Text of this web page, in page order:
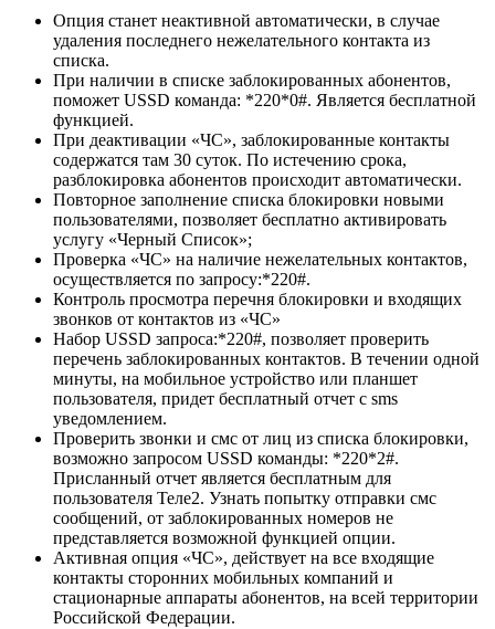
Опция станет неактивной автоматически, в случае
удаления последнего нежелательного контакта из
списка.
При наличии в списке заблокированных абонентов,
поможет USSD команда: *220*0#. Является бесплатной
функцией.
При деактивации «ЧС», заблокированные контакты
содержатся там 30 суток. По истечению срока,
разблокировка абонентов происходит автоматически.
Повторное заполнение списка блокировки новыми
пользователями, позволяет бесплатно активировать
услугу «Черный Список»;
Проверка «ЧС» на наличие нежелательных контактов,
осуществляется по запросу:*220#.
Контроль просмотра перечня блокировки и входящих
звонков от контактов из «ЧС»
Набор USSD запроса:*220#, позволяет проверить
перечень заблокированных контактов. В течении одной
минуты, на мобильное устройство или планшет
пользователя, придет бесплатный отчет с sms
уведомлением.
Проверить звонки и смс от лиц из списка блокировки,
возможно запросом USSD команды: *220*2#.
Присланный отчет является бесплатным для
пользователя Теле2. Узнать попытку отправки смс
сообщений, от заблокированных номеров не
представляется возможной функцией опции.
Активная опция «ЧС», действует на все входящие
контакты сторонних мобильных компаний и
стационарные аппараты абонентов, на всей территории
Российской Федерации.